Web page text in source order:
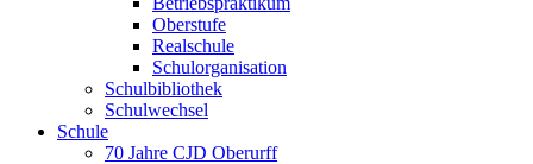
Oberstufe
Realschule
Schulorganisation
Schulbibliothek
Schulwechsel
Schule
70 Jahre CJD Oberurff